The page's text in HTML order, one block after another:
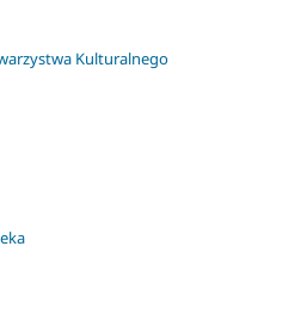
Kulturalnego